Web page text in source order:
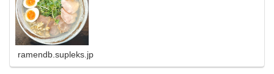
ramendb.supleks.jp